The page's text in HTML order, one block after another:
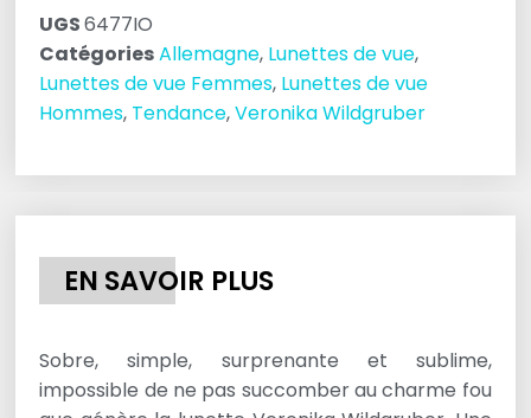
UGS6477IO
CatégoriesAllemagne, Lunettes de vue,
Lunettes de vue Femmes, Lunettes de vue
Hommes, Tendance,Veronika Wildgruber
EN SAVOIR PLUS
Sobre, simple, surprenante et sublime,
impossible de ne pas succomber au charme fou